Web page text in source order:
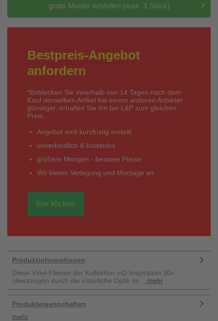
gratis Muster bestellen (max. 3 Stück)
Bestpreis-Angebot
anfordern
*Entdecken Sie innerhalb von 14 Tagen nach dem
Kauf denselben Artikel bei einem anderen Anbieter
günstiger, erhalten Sie ihn bei L&P zum gleichen
Preis.
Angebot wird kurzfristig erstellt
unverbindlich & kostenlos
größere Mengen - bessere Preise
Wir bieten Verlegung und Montage an
hier klicken
Produktinformationen
Diese Vinyl-Fliesen der Kollektion »iD Inspiration 30«
überzeugen durch die natürliche Optik im...
mehr
Produkteigenschaften
mehr